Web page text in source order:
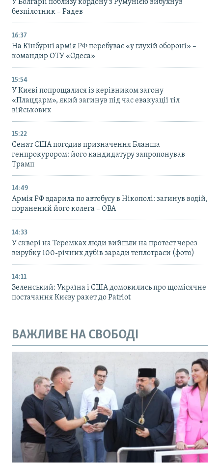
У Болгарії поблизу кордону з Румунією вибухнув
безпілотник – Радев
16:37
На Кінбурні армія РФ перебуває «у глухій обороні» –
командир ОТУ «Одеса»
15:54
У Києві попрощалися із керівником загону
«Плацдарм», який загинув під час евакуації тіл
військових
15:22
Сенат США погодив призначення Бланша
генпрокурором: його кандидатуру запропонував
Трамп
14:49
Армія РФ вдарила по автобусу в Нікополі: загинув водій,
поранений його колега – ОВА
14:33
У сквері на Теремках люди вийшли на протест через
вирубку 100-річних дубів заради теплотраси (фото)
14:11
Зеленський: Україна і США домовились про щомісячне
постачання Києву ракет до Patriot
ВАЖЛИВЕ НА СВОБОДІ